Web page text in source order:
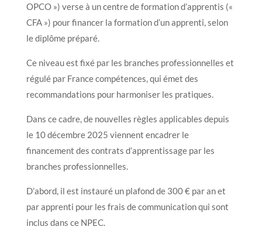
OPCO ») verse à un centre de formation d’apprentis («
CFA ») pour financer la formation d’un apprenti, selon
le diplôme préparé.
Ce niveau est fixé par les branches professionnelles et
régulé par France compétences, qui émet des
recommandations pour harmoniser les pratiques.
Dans ce cadre, de nouvelles règles applicables depuis
le 10 décembre 2025 viennent encadrer le
financement des contrats d’apprentissage par les
branches professionnelles.
D’abord, il est instauré un plafond de 300 € par an et
par apprenti pour les frais de communication qui sont
inclus dans ce NPEC.